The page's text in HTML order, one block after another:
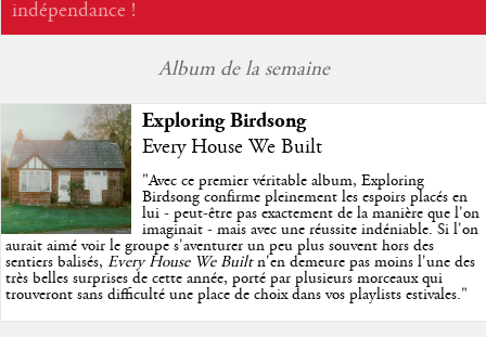
indépendance !
Album de la semaine
Exploring Birdsong
Every House We Built
"Avec ce premier véritable album, Exploring
Birdsong confirme pleinement les espoirs placés en
lui - peut-être pas exactement de la manière que l'on
imaginait - mais avec une réussite indéniable. Si l'on
aurait aimé voir le groupe s'aventurer un peu plus souvent hors des
sentiers balisés, Every House We Builtn'en demeure pas moins l'une des
très belles surprises de cette année, porté par plusieurs morceaux qui
trouveront sans difficulté une place de choix dans vos playlists estivales."